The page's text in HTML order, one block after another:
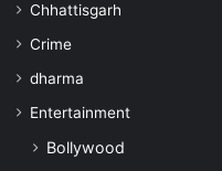
Chhattisgarh
Crime
dharma
Entertainment
Bollywood